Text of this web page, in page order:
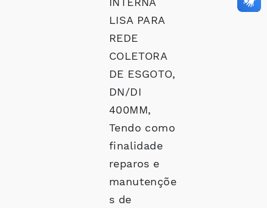
LISA PARA
REDE
COLETORA
DE ESGOTO,
DN/DI
400MM,
Tendo como
finalidade
reparos e
manutençõe
s de